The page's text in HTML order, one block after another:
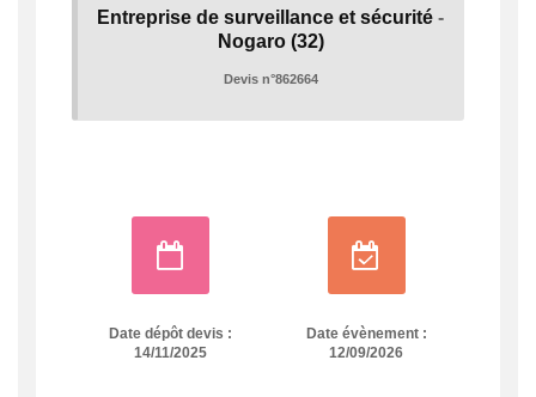
Entreprise de surveillance et sécurité -
Nogaro (32)
Devis n°862664
Date dépôt devis :
14/11/2025
Date évènement :
12/09/2026